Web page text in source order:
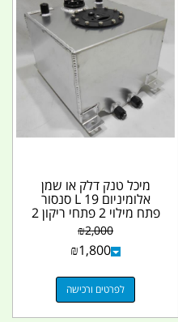
מיכל טנק דלק או שמן
אלומיניום 19 L סנסור
פתח מילוי 2 פתחי ריקון 2
נקודות לנשם...
₪2,000
₪1,800
לפרטים ורכישה